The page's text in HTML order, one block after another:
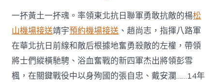
一抔黃土一抔魂。率領東北抗日聯軍勇敢抗敵的楊松
山機場接送靖宇預約機場接送 、趙尚志，指揮八路軍
在華北抗日前線和敵后根據地奮勇殺敵的左權，帶領
將士們縱橫馳騁、浴血奮戰的新四軍杰出將領彭雪
楓，在關鍵戰役中以身殉國的張自忠、戴安瀾……14年